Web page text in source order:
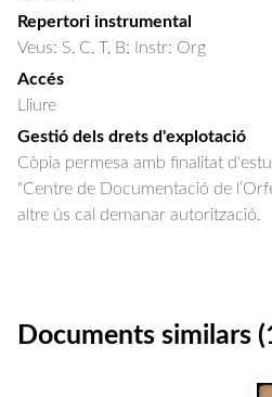
Repertori instrumental
Veus: S, C, T, B; Instr: Org
Accés
Lliure
Gestió dels drets d'explotació
Còpia permesa amb finalitat
"Centre de Documentació de
altre ús cal demanar autorització.
Documents similars